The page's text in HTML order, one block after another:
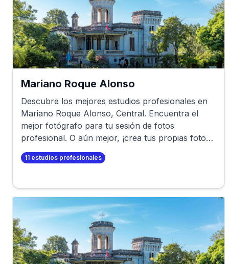
Mariano Roque Alonso
Descubre los mejores estudios profesionales en
Mariano Roque Alonso, Central. Encuentra el
mejor fotógrafo para tu sesión de fotos
profesional. O aún mejor, ¡crea tus propias fotos
profesionales en minutos!
11 estudios profesionales